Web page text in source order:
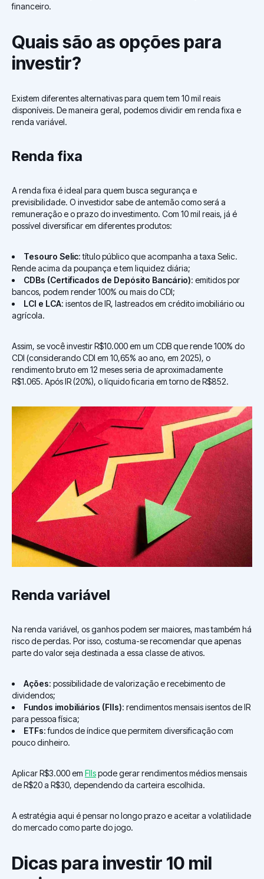
financeiro.
Quais são as opções para
investir?
Existem diferentes alternativas para quem tem 10 mil reais
disponíveis. De maneira geral, podemos dividir em renda fixa e
renda variável.
Renda fixa
A renda fixa é ideal para quem busca segurança e
previsibilidade. O investidor sabe de antemão como será a
remuneração e o prazo do investimento. Com 10 mil reais, já é
possível diversificar em diferentes produtos:
Tesouro Selic: título público que acompanha a taxa Selic.
Rende acima da poupança e tem liquidez diária;
CDBs (Certificados de Depósito Bancário): emitidos por
bancos, podem render 100% ou mais do CDI;
LCI e LCA: isentos de IR, lastreados em crédito imobiliário ou
agrícola.
Assim, se você investir R$10.000 em um CDB que rende 100% do
CDI (considerando CDI em 10,65% ao ano, em 2025), o
rendimento bruto em 12 meses seria de aproximadamente
R$1.065. Após IR (20%), o líquido ficaria em torno de R$852.
Renda variável
Na renda variável, os ganhos podem ser maiores, mas também há
risco de perdas. Por isso, costuma-se recomendar que apenas
parte do valor seja destinada a essa classe de ativos.
Ações: possibilidade de valorização e recebimento de
dividendos;
Fundos imobiliários (FIIs): rendimentos mensais isentos de IR
para pessoa física;
ETFs: fundos de índice que permitem diversificação com
pouco dinheiro.
Aplicar R$3.000 em FIIspode gerar rendimentos médios mensais
de R$20 a R$30, dependendo da carteira escolhida.
A estratégia aqui é pensar no longo prazo e aceitar a volatilidade
do mercado como parte do jogo.
Dicas para investir 10 mil